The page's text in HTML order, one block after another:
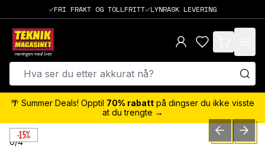
FRI FRAKT OG TOLLFRITT LYNRASK LEVERING
items in cart,
🌴 Summer Deals! Opptil 70% rabatt på dingser du ikke visste
at du trengte →
-15%
0/4 PREVIOUSNEXT